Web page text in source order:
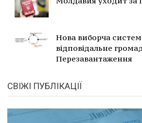
Нова виборча
відповідальне
Перезавантаження
СВІЖІ ПУБЛІКАЦІЇ